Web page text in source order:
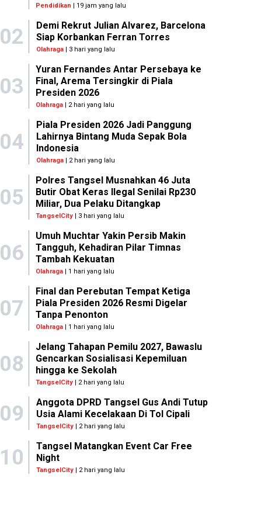
Pendidikan | 19 jam yang lalu
02
Demi Rekrut Julian Alvarez, Barcelona
Siap Korbankan Ferran Torres
Olahraga| 3 hari yang lalu
03
Yuran Fernandes Antar Persebaya ke
Final, Arema Tersingkir di Piala
Presiden 2026
Olahraga | 2 hari yang lalu
04
Piala Presiden 2026 Jadi Panggung
Lahirnya Bintang Muda Sepak Bola
Indonesia
Olahraga| 2 hari yang lalu
05
Polres Tangsel Musnahkan 46 Juta
Butir Obat Keras Ilegal Senilai Rp230
Miliar, Dua Pelaku Ditangkap
TangselCity | 3 hari yang lalu
06
Umuh Muchtar Yakin Persib Makin
Tangguh, Kehadiran Pilar Timnas
Tambah Kekuatan
Olahraga | 1 hari yang lalu
07
Final dan Perebutan Tempat Ketiga
Piala Presiden 2026 Resmi Digelar
Tanpa Penonton
Olahraga | 1 hari yang lalu
08
Jelang Tahapan Pemilu 2027, Bawaslu
Gencarkan Sosialisasi Kepemiluan
hingga ke Sekolah
TangselCity | 2 hari yang lalu
09
Anggota DPRD Tangsel Gus Andi Tutup
Usia Alami Kecelakaan Di Tol Cipali
TangselCity| 2 hari yang lalu
10
Tangsel Matangkan Event Car Free
Night
TangselCity| 2 hari yang lalu